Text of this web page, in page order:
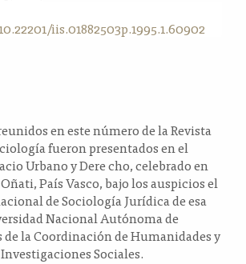
iis.01882503p.1995.1.60902
en este número de la Revista
fueron presentados en el
Urbano y Dere cho, celebrado en
País Vasco, bajo los auspicios el
de Sociología Jurídica de esa
Nacional Autónoma de
de la Coordinación de Humanidades y
Sociales.